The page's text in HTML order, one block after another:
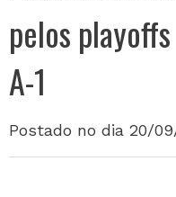
pelos
A-1
Postado no dia 20/